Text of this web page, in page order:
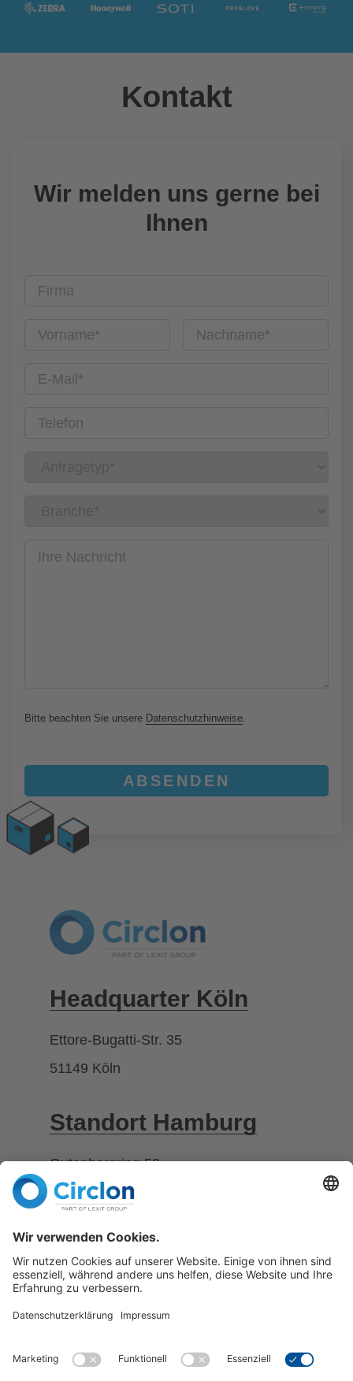
Kontakt
Wir melden uns gerne bei
Ihnen
Bitte beachten Sie unsere Datenschutzhinweise
Headquarter Köln
Ettore-Bugatti-Str. 35
51149 Köln
Standort Hamburg
Gutenbergring 58
22848 Norderstedt
Telefon
+49 2203 1888 -0